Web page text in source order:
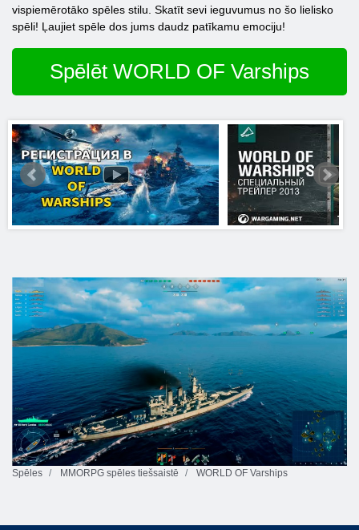
vispiemērotāko spēles stilu. Skatīt sevi ieguvumus no šo lielisko
spēli! Ļaujiet spēle dos jums daudz patīkamu emociju!
Spēlēt WORLD OF Varships
Spēles MMORPG spēles tiešsaistē WORLD OF Varships